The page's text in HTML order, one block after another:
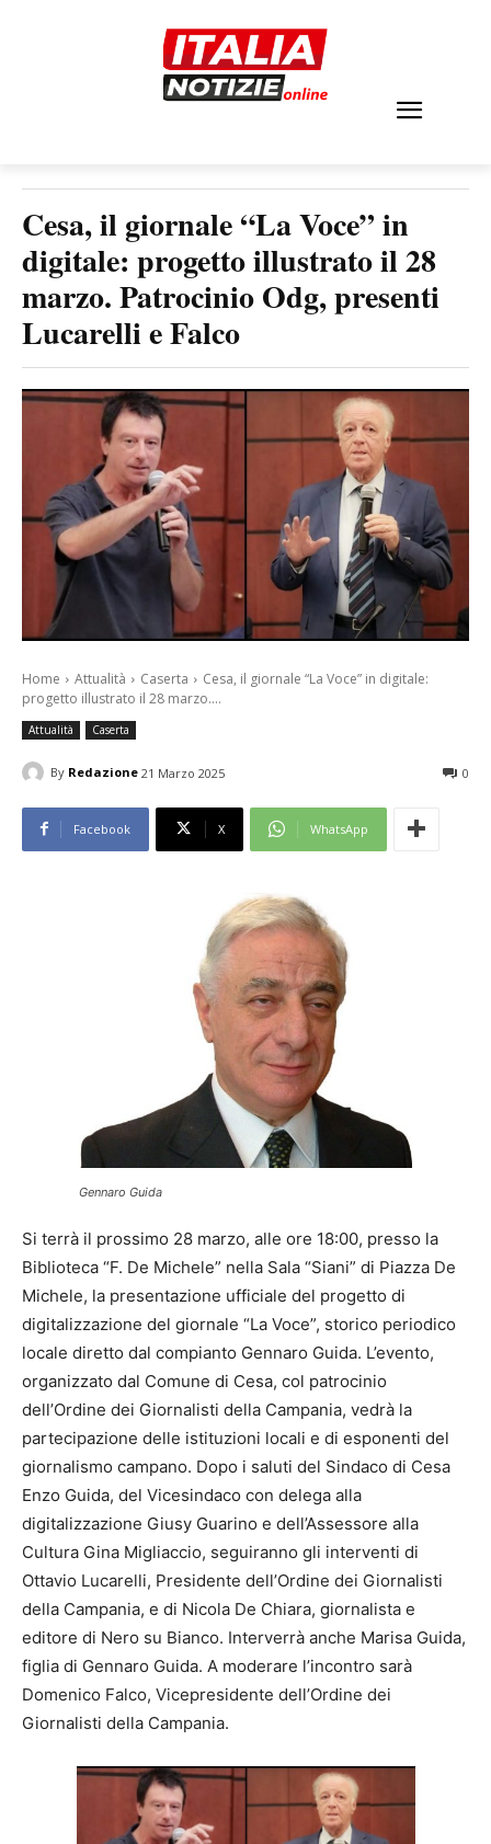
Cesa, il giornale “La Voce” in
digitale: progetto illustrato il 28
marzo. Patrocinio Odg, presenti
Lucarelli e Falco
Home Attualità Caserta
Cesa, il giornale “La Voce” in digitale:
progetto illustrato il 28 marzo....
Attualità Caserta
By Redazione 21 Marzo 2025 0
Facebook X WhatsApp
Gennaro Guida
Si terrà il prossimo 28 marzo, alle ore 18:00, presso la
Biblioteca “F. De Michele” nella Sala “Siani” di Piazza De
Michele, la presentazione ufficiale del progetto di
digitalizzazione del giornale “La Voce”, storico periodico
locale diretto dal compianto Gennaro Guida. L’evento,
organizzato dal Comune di Cesa, col patrocinio
dell’Ordine dei Giornalisti della Campania, vedrà la
partecipazione delle istituzioni locali e di esponenti del
giornalismo campano. Dopo i saluti del Sindaco di Cesa
Enzo Guida, del Vicesindaco con delega alla
digitalizzazione Giusy Guarino e dell’Assessore alla
Cultura Gina Migliaccio, seguiranno gli interventi di
Ottavio Lucarelli, Presidente dell’Ordine dei Giornalisti
della Campania, e di Nicola De Chiara, giornalista e
editore di Nero su Bianco. Interverrà anche Marisa Guida,
figlia di Gennaro Guida. A moderare l’incontro sarà
Domenico Falco, Vicepresidente dell’Ordine dei
Giornalisti della Campania.